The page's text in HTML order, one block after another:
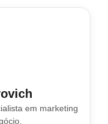
em marketing